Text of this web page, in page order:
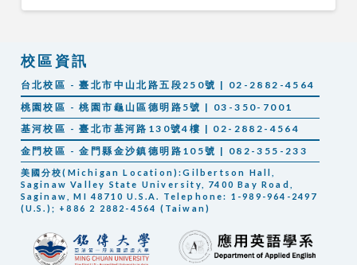
校區資訊
台北校區 - 臺北市中山北路五段250號 | 02-2882-4564
桃園校區 - 桃園市龜山區德明路5號 | 03-350-7001
基河校區 - 臺北市基河路130號4樓 | 02-2882-4564
金門校區 - 金門縣金沙鎮德明路105號 | 082-355-233
美國分校(Michigan Location):Gilbertson Hall,
Saginaw Valley State University, 7400 Bay Road,
Saginaw, MI 48710 U.S.A. Telephone: 1-989-964-2497
(U.S.); +886 2 2882-4564 (Taiwan)